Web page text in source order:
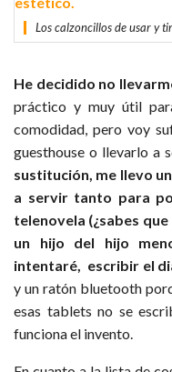
Los calzoncillos de usar y
He decidido no
práctico y muy útil
comodidad, pero voy
guesthouse o llevarlo a
sustitución, me llevo
a servir tanto para
telenovela (¿sabes
un hijo del hijo
intentaré, escribir el
y un ratón bluetooth
esas tablets no se
funciona el invento.